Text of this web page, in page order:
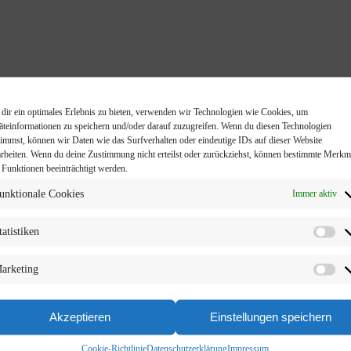
ein optimales Erlebnis zu bieten, verwenden wir Technologien wie Cookies, um
zu speichern und/oder darauf zuzugreifen. Wenn du diesen Technologien
können wir Daten wie das Surfverhalten oder eindeutige IDs auf dieser Website
Wenn du deine Zustimmung nicht erteilst oder zurückziehst, können bestimmte
beeinträchtigt werden.
Cookies Immer aktiv
Akzeptieren Einstellungen speichern
Cookie-RichtlinieDatenschutzerklärungImpressum